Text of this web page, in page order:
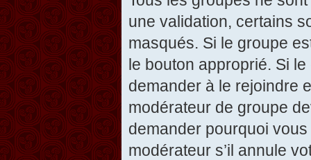
une validation, certains
masqués. Si le groupe
le bouton approprié. Si
demander à le rejoindre
modérateur de groupe
demander pourquoi
modérateur s’il annule